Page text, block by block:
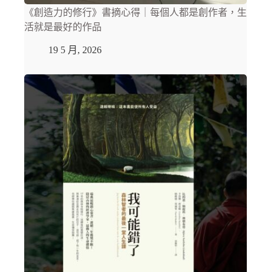
《創造力的修行》書摘心得｜每個人都是創作者，生
活就是最好的作品
19 5 月, 2026